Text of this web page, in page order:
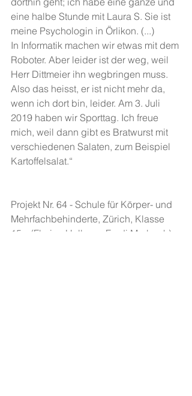
eine halbe Stunde mit Laura S. Sie ist
meine Psychologin in Örlikon. (...)
In Informatik machen wir etwas mit dem
Roboter. Aber leider ist der weg, weil
Herr Dittmeier ihn wegbringen muss.
Also das heisst, er ist nicht mehr da,
wenn ich dort bin, leider. Am 3. Juli
2019 haben wir Sporttag. Ich freue
mich, weil dann gibt es Bratwurst mit
verschiedenen Salaten, zum Beispiel
Kartoffelsalat.“
Projekt Nr. 64 - Schule für Körper- und
Mehrfachbehinderte, Zürich, Klasse
15+ (Flurina Hallauer, Fredi Murbach)